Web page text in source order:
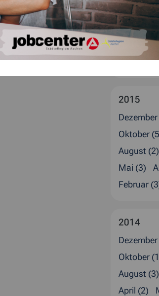
Oktober
August (4)
Mai (1)
Februar
2015
Oktober
August (2)
Mai (3)
Februar
2014
Oktober
August (3)
April (2)